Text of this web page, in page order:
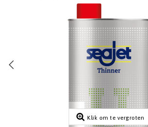
Klik om te vergroten